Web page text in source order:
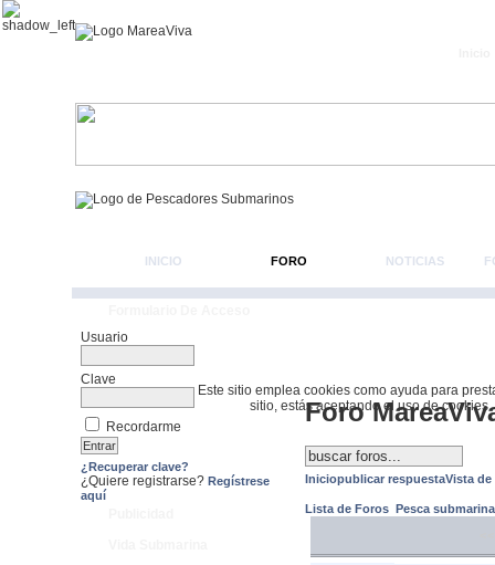
Este sitio emplea cookies como ayuda para
sitio, estás aceptando el uso de cookies.
INICIO FORO NOTICIAS
Usuario
Clave
Recordarme
¿Recuperar clave?
¿Quiere registrarse? Regístrese
aquí
Foro
Iniciopublicar respuestaVista de
Lista de Foros Pesca